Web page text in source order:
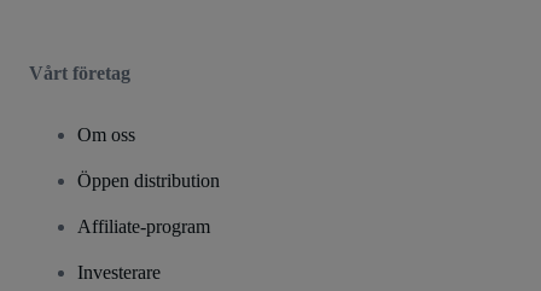
Vårt företag
Om oss
Öppen distribution
Affiliate-program
Investerare